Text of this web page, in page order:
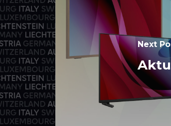
Next